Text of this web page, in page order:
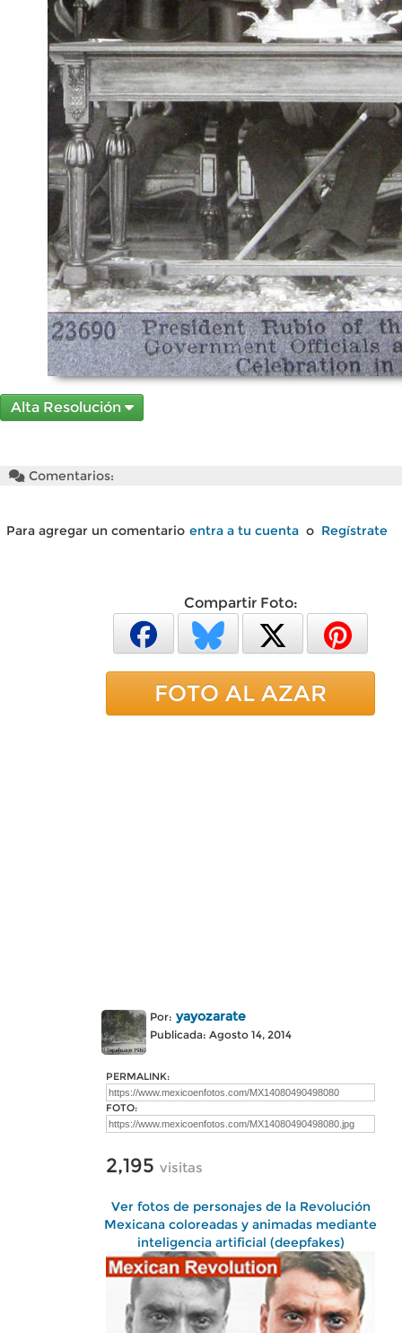
Alta Resolución
Comentarios:
Para agregar un comentario entra a tu cuenta o Regístrate
Compartir Foto:
FOTO AL AZAR
Por: yayozarate
Publicada: Agosto 14, 2014
PERMALINK:
FOTO:
2,195 visitas
Ver fotos de personajes de la Revolución
Mexicana coloreadas y animadas mediante
inteligencia artificial (deepfakes)